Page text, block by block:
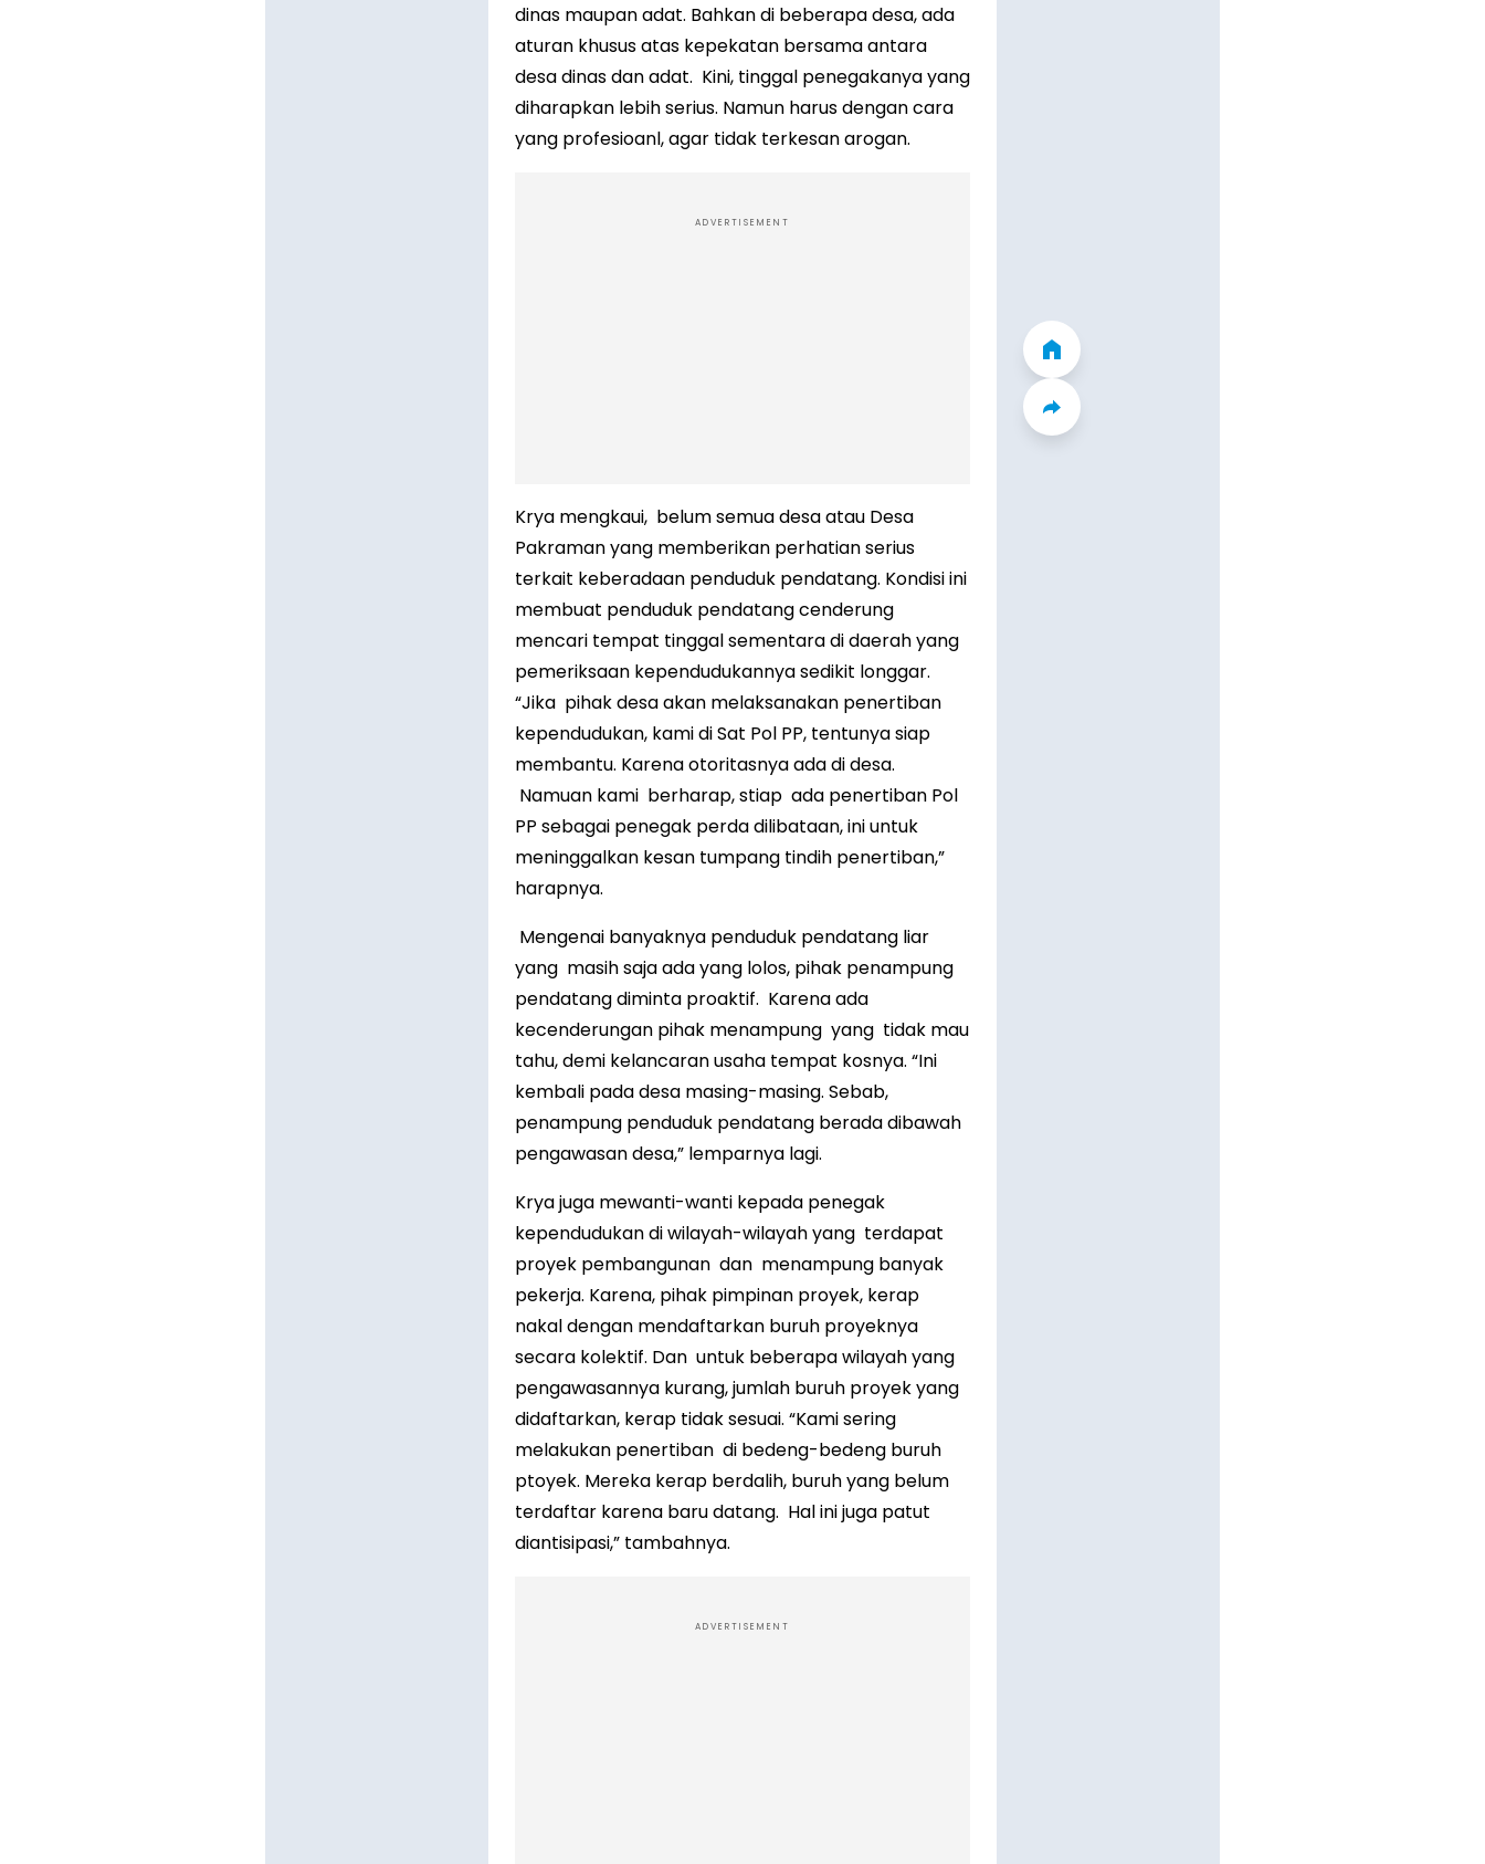
dinas maupan adat. Bahkan di beberapa desa, ada
aturan khusus atas kepekatan bersama antara
desa dinas dan adat. Kini, tinggal penegakanya yang
diharapkan lebih serius. Namun harus dengan cara
yang profesioanl, agar tidak terkesan arogan.
ADVERTISEMENT
Krya mengkaui, belum semua desa atau Desa
Pakraman yang memberikan perhatian serius
terkait keberadaan penduduk pendatang. Kondisi ini
membuat penduduk pendatang cenderung
mencari tempat tinggal sementara di daerah yang
pemeriksaan kependudukannya sedikit longgar.
“Jika pihak desa akan melaksanakan penertiban
kependudukan, kami di Sat Pol PP, tentunya siap
membantu. Karena otoritasnya ada di desa.
Namuan kami berharap, stiap ada penertiban Pol
PP sebagai penegak perda dilibataan, ini untuk
meninggalkan kesan tumpang tindih penertiban,”
harapnya.
Mengenai banyaknya penduduk pendatang liar
yang masih saja ada yang lolos, pihak penampung
pendatang diminta proaktif. Karena ada
kecenderungan pihak menampung yang tidak mau
tahu, demi kelancaran usaha tempat kosnya. “Ini
kembali pada desa masing-masing. Sebab,
penampung penduduk pendatang berada dibawah
pengawasan desa,” lemparnya lagi.
Krya juga mewanti-wanti kepada penegak
kependudukan di wilayah-wilayah yang terdapat
proyek pembangunan dan menampung banyak
pekerja. Karena, pihak pimpinan proyek, kerap
nakal dengan mendaftarkan buruh proyeknya
secara kolektif. Dan untuk beberapa wilayah yang
pengawasannya kurang, jumlah buruh proyek yang
didaftarkan, kerap tidak sesuai. “Kami sering
melakukan penertiban di bedeng-bedeng buruh
ptoyek. Mereka kerap berdalih, buruh yang belum
terdaftar karena baru datang. Hal ini juga patut
diantisipasi,” tambahnya.
ADVERTISEMENT